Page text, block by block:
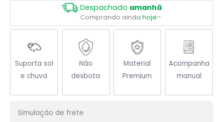
Despachado amanhã
Comprando ainda hoje**
Suporta sol
e chuva
Não
desbota
Material
Premium
Acompanha
manual
Simulação de frete